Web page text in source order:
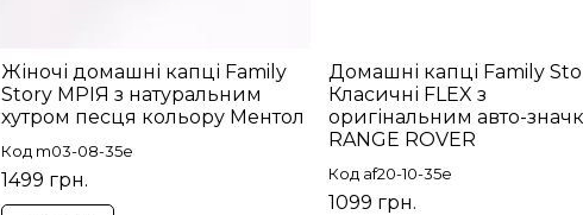
Жіночі домашні капці Family
Story МРІЯ з натуральним
хутром песця кольору Ментол
Код m03-08-35e
1499 грн.
Домашні капці Family
Класичні FLEX з
оригінальним авто-
RANGE ROVER
Код af20-10-35e
1099 грн.